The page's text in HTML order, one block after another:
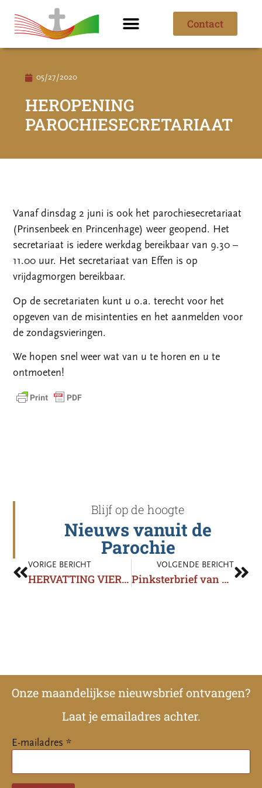
Contact
05/27/2020
HEROPENING
PAROCHIESECRETARIAAT
Vanaf dinsdag 2 juni is ook het parochiesecretariaat
(Prinsenbeek en Princenhage) weer geopend. Het
secretariaat is iedere werkdag bereikbaar van 9.30 –
11.00 uur. Het secretariaat van Effen is op
vrijdagmorgen bereikbaar.
Op de secretariaten kunt u o.a. terecht voor het
opgeven van de misintenties en het aanmelden voor
de zondagsvieringen.
We hopen snel weer wat van u te horen en u te
ontmoeten!
Blijf op de hoogte
Nieuws vanuit de
Parochie
VORIGE BERICHT
HERVATTING VIERINGEN NA 1 JUNI
VOLGENDE BERICHT
Pinksterbrief van de Nederlandse bisschoppen
Onze maandelijkse nieuwsbrief ontvangen?
Laat je emailadres achter.
E-mailadres *